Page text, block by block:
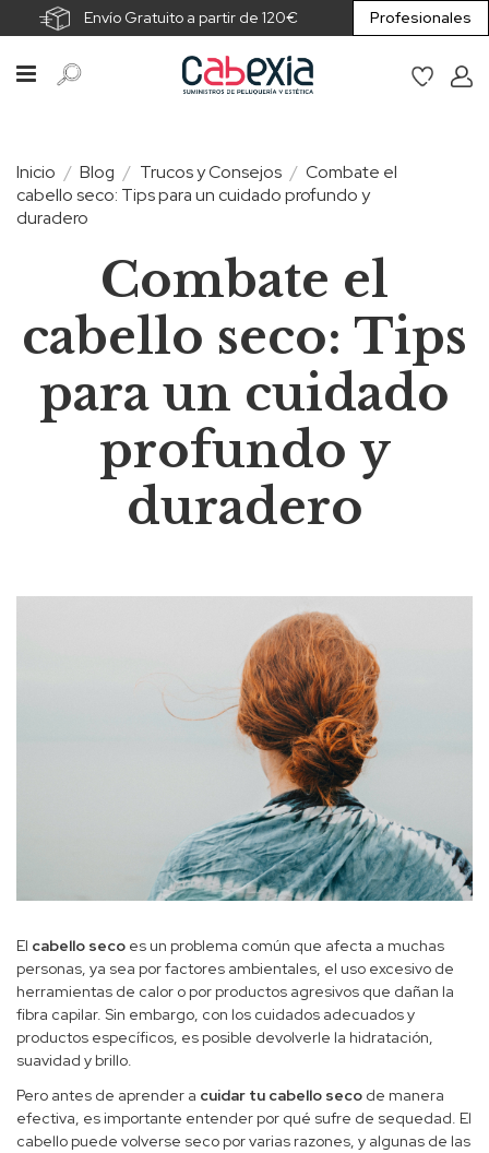
Envío Gratuito a partir de 120€ Profesionales
Inicio Blog Trucos y Consejos
Combate el
cabello seco: Tips para un cuidado profundo y
duradero
Combate el
cabello seco: Tips
para un cuidado
profundo y
duradero
El cabello seco es un problema común que afecta a muchas
personas, ya sea por factores ambientales, el uso excesivo de
herramientas de calor o por productos agresivos que dañan la
fibra capilar. Sin embargo, con los cuidados adecuados y
productos específicos, es posible devolverle la hidratación,
suavidad y brillo.
Pero antes de aprender a cuidar tu cabello seco de manera
efectiva, es importante entender por qué sufre de sequedad. El
cabello puede volverse seco por varias razones, y algunas de las